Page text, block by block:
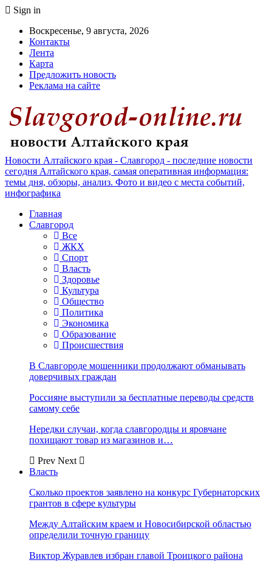
Sign in
Воскресенье, 9 августа, 2026
Контакты
Лента
Карта
Предложить новость
Реклама на сайте
Новости Алтайского края - Славгород - последние новости
сегодня Алтайского края, самая оперативная информация:
темы дня, обзоры, анализ. Фото и видео с места событий,
инфографика
Главная
Славгород
Все
ЖКХ
Спорт
Власть
Здоровье
Культура
Общество
Политика
Экономика
Образование
Происшествия
В Славгороде мошенники продолжают обманывать
доверчивых граждан
Россияне выступили за бесплатные переводы средств
самому себе
Нередки случаи, когда славгородцы и яровчане
похищают товар из магазинов и…
Prev Next
Власть
Сколько проектов заявлено на конкурс Губернаторских
грантов в сфере культуры
Между Алтайским краем и Новосибирской областью
определили точную границу
Виктор Журавлев избран главой Троицкого района